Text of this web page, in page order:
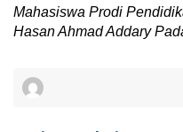
Mahasiswa Prodi
Hasan Ahmad Addary